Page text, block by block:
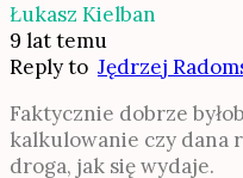
Łukasz Kielban
9 lat temu
Reply to Jędrzej
Faktycznie dobrze
kalkulowanie czy dana
droga, jak się wydaje.